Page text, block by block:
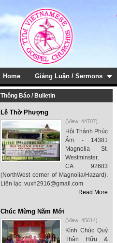
Home Giảng Luận / Sermons
Thông Báo / Bulletin
Lễ Thờ Phượng
(View: 44707)
Hội Thánh Phúc
Âm - 14381
Magnolia St.
Westminster,
CA 92683
(NorthWest corner of Magnolia/Hazard).
Liên lạc: vuxh2916@gmail.com
Read More
Chúc Mừng Năm Mới
(View: 45614)
Kính Chúc Quý
Thân Hữu &